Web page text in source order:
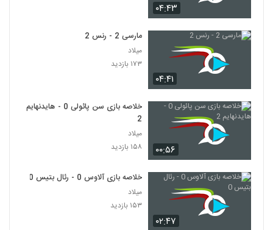
۰۴:۴۳
۰۴:۴۱
مارسی 2 - رنس 2
میلاد
۱۷۳ بازدید
۰۰:۵۶
خلاصه بازی سن پائولی 0 - هایدنهایم
2
میلاد
۱۵۸ بازدید
۰۲:۴۷
خلاصه بازی آلاوس 0 - رئال بتیس 0
میلاد
۱۵۳ بازدید